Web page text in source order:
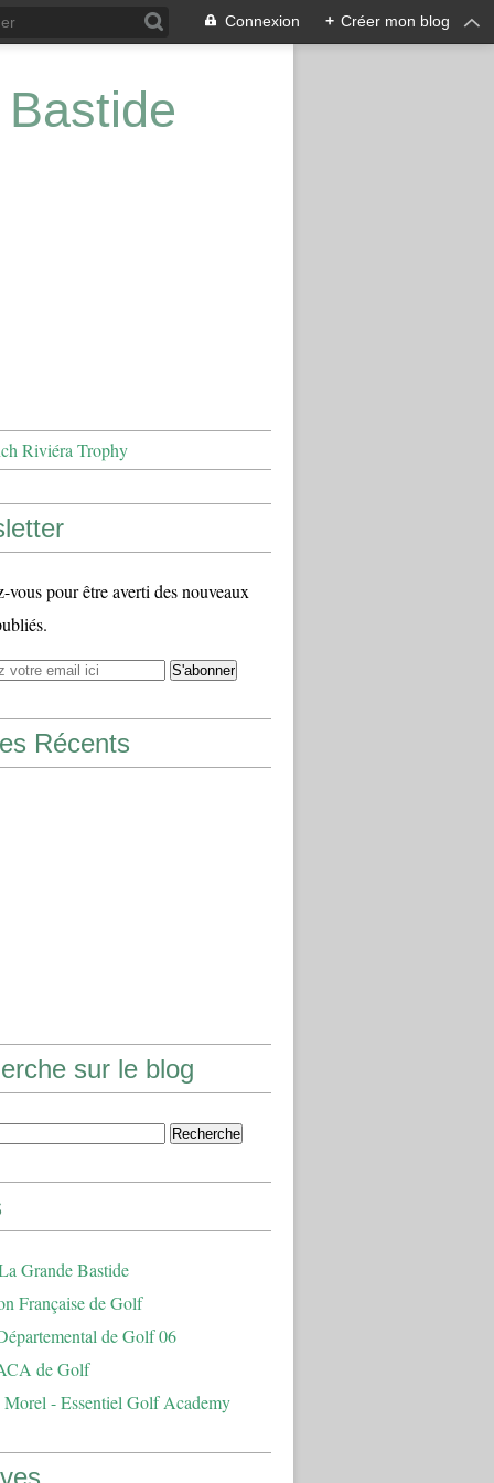
Connexion + Créer mon blog
Riviéra Trophy
vous pour être averti des nouveaux
Récents
sur le blog
Grande Bastide
Française de Golf
de Golf 06
de Golf
Morel - Essentiel Golf Academy